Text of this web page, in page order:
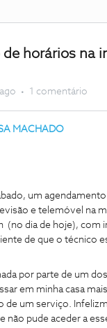
horários na
1 comentário
MACHADO
um
e telemóvel na
(no dia de hoje), com
de que o técnico
por parte de um
em minha casa
de um serviço.
não pude aceder a